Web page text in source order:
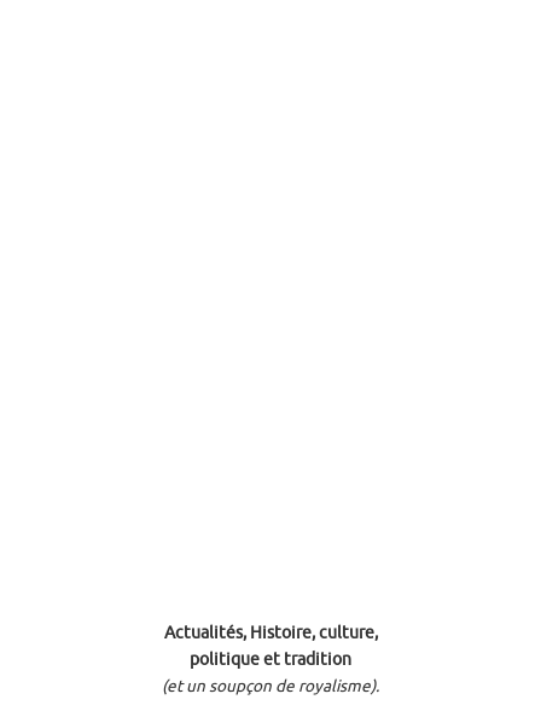
Actualités, Histoire, culture,
politique et tradition
(et un soupçon de royalisme).